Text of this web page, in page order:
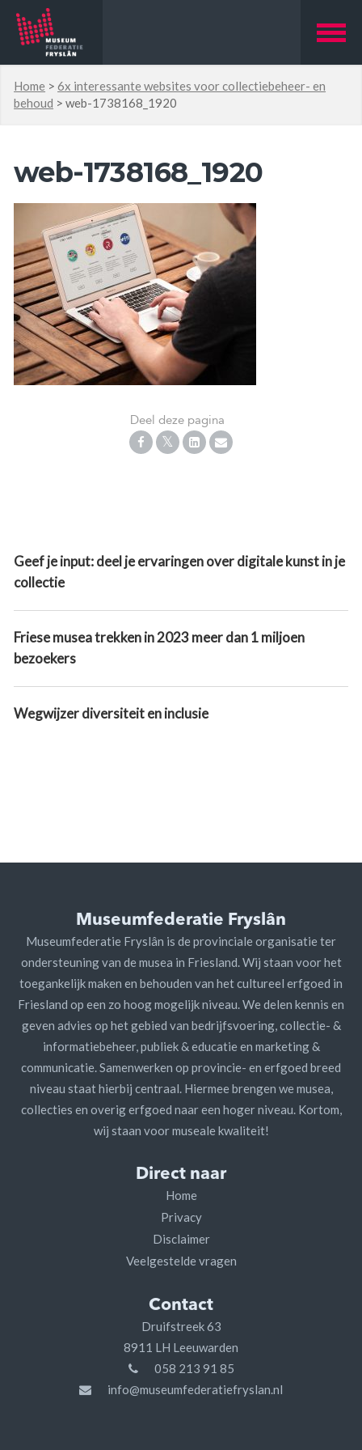
Home >6x interessante websites voor collectiebeheer- en
behoud >web-1738168_1920
web-1738168_1920
Deel deze pagina
Geef je input: deel je ervaringen over digitale kunst in je
collectie
Friese musea trekken in 2023 meer dan 1 miljoen
bezoekers
Wegwijzer diversiteit en inclusie
Museumfederatie Fryslân
Museumfederatie Fryslân is de provinciale organisatie ter
ondersteuning van de musea in Friesland. Wij staan voor het
toegankelijk maken en behouden van het cultureel erfgoed in
Friesland op een zo hoog mogelijk niveau. We delen kennis en
geven advies op het gebied van bedrijfsvoering, collectie- &
informatiebeheer, publiek & educatie en marketing &
communicatie. Samenwerken op provincie- en erfgoed breed
niveau staat hierbij centraal. Hiermee brengen we musea,
collecties en overig erfgoed naar een hoger niveau. Kortom,
wij staan voor museale kwaliteit!
Direct naar
Home
Privacy
Disclaimer
Veelgestelde vragen
Contact
Druifstreek 63
8911 LH Leeuwarden
058 213 91 85
info@museumfederatiefryslan.nl